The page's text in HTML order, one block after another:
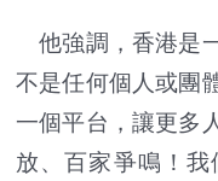
他強調，香港是
不是任何個人或團
一個平台，讓更多
放、百家爭鳴！